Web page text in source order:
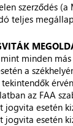
szerződés
teljes
minden
a
az FAA
esetén
esetén